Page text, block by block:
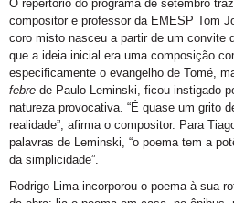
O repertório do programa de setembro
compositor e professor da EMESP Tom
coro misto nasceu a partir de um convite
que a ideia inicial era uma composição
especificamente o evangelho de Tomé,
febre de Paulo Leminski, ficou instigado
natureza provocativa. “É quase um grito
realidade”, afirma o compositor. Para
palavras de Leminski, “o poema tem a
da simplicidade”.
Rodrigo Lima incorporou o poema à sua